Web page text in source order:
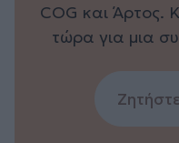
COG και Άρτος.
τώρα για μια